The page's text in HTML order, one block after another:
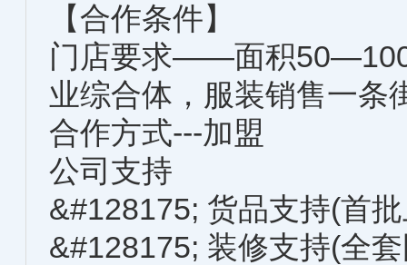
【合作条件】
门店要求——面积50—100
业综合体，服装销售一条
合作方式---加盟
公司支持
&#128175; 货品支持(首
&#128175; 装修支持(全